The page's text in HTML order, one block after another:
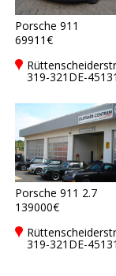
Porsche 911
69911€
319-321DE-45131
Porsche 911 2.7
139000€
319-321DE-45131